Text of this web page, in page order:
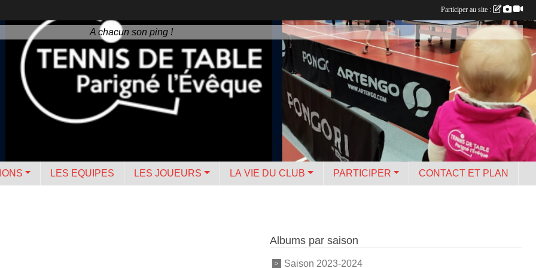
A chacun son ping !
LES EQUIPES LES JOUEURS LA VIE DU CLUB PARTICIPER CONTACT ET PLAN
Albums par saison
Saison 2023-2024
Participer au site :